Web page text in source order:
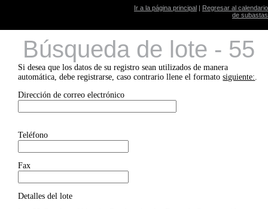
Ir a la página principal | Regresar al calendario
de subastas
Búsqueda de lote - 55
Si desea que los datos de su registro sean utilizados de manera
automática, debe registrarse, caso contrario llene el formatosiguiente:.
Dirección de correo electrónico
Teléfono
Fax
Detalles del lote